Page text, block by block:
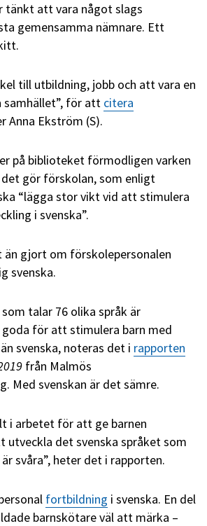
tänkt att vara något slags
gemensamma nämnare. Ett
till utbildning, jobb och att vara en
samhället”, för att citera
Anna Ekström (S).
på biblioteket förmodligen varken
gör förskolan, som enligt
“lägga stor vikt vid att stimulera
i svenska”.
än gjort om förskolepersonalen
svenska.
talar 76 olika språk är
för att stimulera barn med
svenska, noteras det i rapporten
från Malmös
Med svenskan är det sämre.
i arbetet för att ge barnen
det svenska språket som
svåra”, heter det i rapporten.
fortbildning i svenska. En del
barnskötare väl att märka –